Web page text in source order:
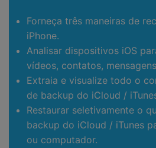
Forneça três maneiras de
iPhone.
Analisar dispositivos iOS
vídeos, contatos,
Extraia e visualize todo o
de backup do iCloud /
Restaurar seletivamente o
backup do iCloud / iTunes
ou computador.